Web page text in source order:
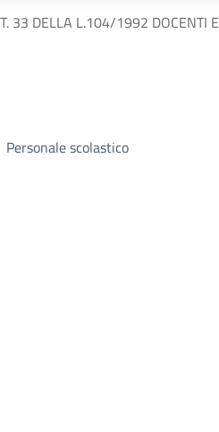
33 DELLA L.104/1992 DOCENTI E
Personale scolastico